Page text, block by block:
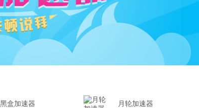
盒加速器 月轮加速器